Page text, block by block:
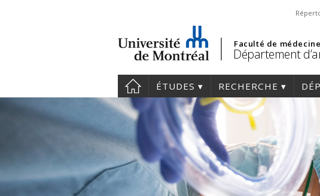
Faculté de médecine
Département
ÉTUDES RECHERCHE